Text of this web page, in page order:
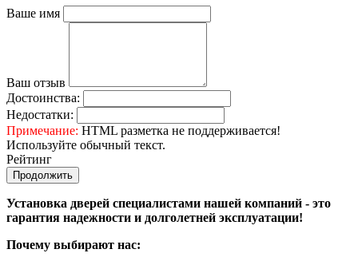
Ваше имя
Ваш отзыв
Достоинства:
Недостатки:
Примечание: HTML разметка не поддерживается!
Используйте обычный текст.
Рейтинг
Продолжить
Установка дверей специалистами нашей компаний - это
гарантия надежности и долголетней эксплуатации!
Почему выбирают нас: